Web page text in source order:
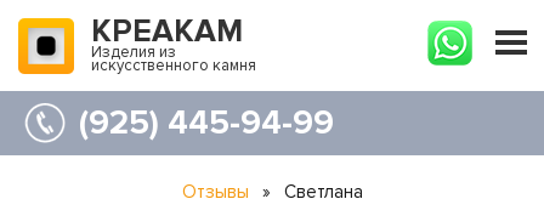
КРЕАКАМ
Изделия из
искусственного камня
(925) 445-94-99
Отзывы » Светлана